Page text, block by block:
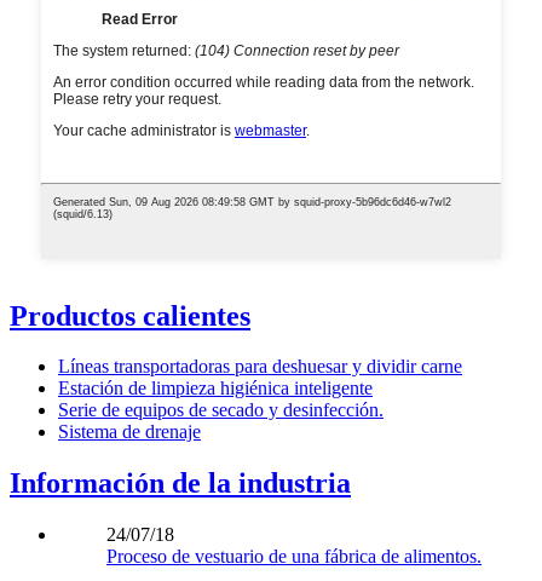
Productos calientes
Líneas transportadoras para deshuesar y dividir carne
Estación de limpieza higiénica inteligente
Serie de equipos de secado y desinfección.
Sistema de drenaje
Información de la industria
24/07/18
Proceso de vestuario de una fábrica de alimentos.